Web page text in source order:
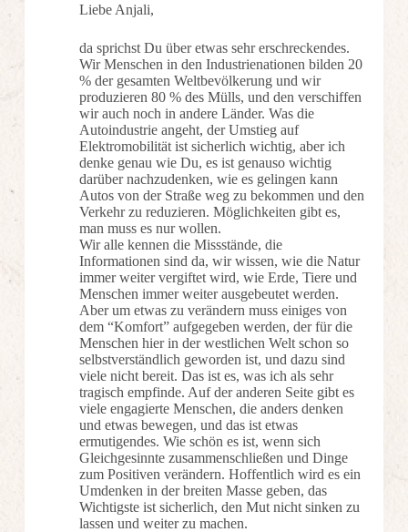
Liebe Anjali,
da sprichst Du über etwas sehr erschreckendes.
Wir Menschen in den Industrienationen bilden 20
% der gesamten Weltbevölkerung und wir
produzieren 80 % des Mülls, und den verschiffen
wir auch noch in andere Länder. Was die
Autoindustrie angeht, der Umstieg auf
Elektromobilität ist sicherlich wichtig, aber ich
denke genau wie Du, es ist genauso wichtig
darüber nachzudenken, wie es gelingen kann
Autos von der Straße weg zu bekommen und den
Verkehr zu reduzieren. Möglichkeiten gibt es,
man muss es nur wollen.
Wir alle kennen die Missstände, die
Informationen sind da, wir wissen, wie die Natur
immer weiter vergiftet wird, wie Erde, Tiere und
Menschen immer weiter ausgebeutet werden.
Aber um etwas zu verändern muss einiges von
dem “Komfort” aufgegeben werden, der für die
Menschen hier in der westlichen Welt schon so
selbstverständlich geworden ist, und dazu sind
viele nicht bereit. Das ist es, was ich als sehr
tragisch empfinde. Auf der anderen Seite gibt es
viele engagierte Menschen, die anders denken
und etwas bewegen, und das ist etwas
ermutigendes. Wie schön es ist, wenn sich
Gleichgesinnte zusammenschließen und Dinge
zum Positiven verändern. Hoffentlich wird es ein
Umdenken in der breiten Masse geben, das
Wichtigste ist sicherlich, den Mut nicht sinken zu
lassen und weiter zu machen.